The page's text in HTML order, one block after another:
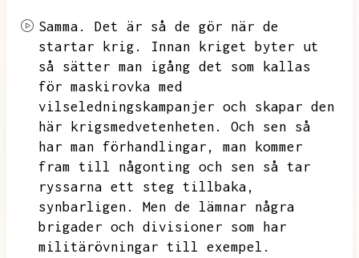
Samma.
Det är så de gör när de
startar krig.
Innan kriget byter ut
så sätter man igång det som kallas
för maskirovka med
vilseledningskampanjer och skapar den
här krigsmedvetenheten.
Och sen så
har man förhandlingar,
man kommer
fram till någonting och sen så tar
ryssarna ett steg tillbaka,
synbarligen.
Men de lämnar några
brigader och divisioner som har
militärövningar till exempel.